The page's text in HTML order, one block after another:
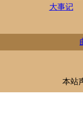
大事记
本站